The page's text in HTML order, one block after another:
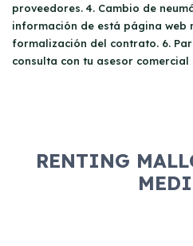
proveedores. 4. Cambio de
información de está página web
formalización del contrato. 6.
consulta con tu asesor
RENTING